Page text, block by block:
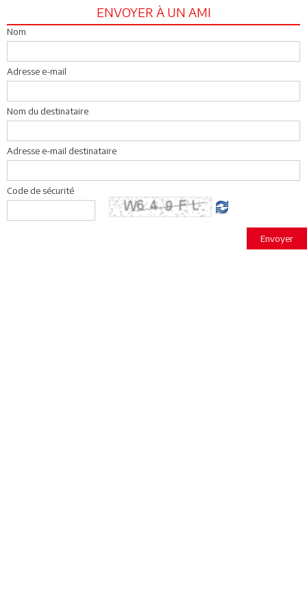
ENVOYER À UN AMI
Nom
Adresse e-mail
Nom du destinataire
Adresse e-mail destinataire
Code de sécurité
Envoyer